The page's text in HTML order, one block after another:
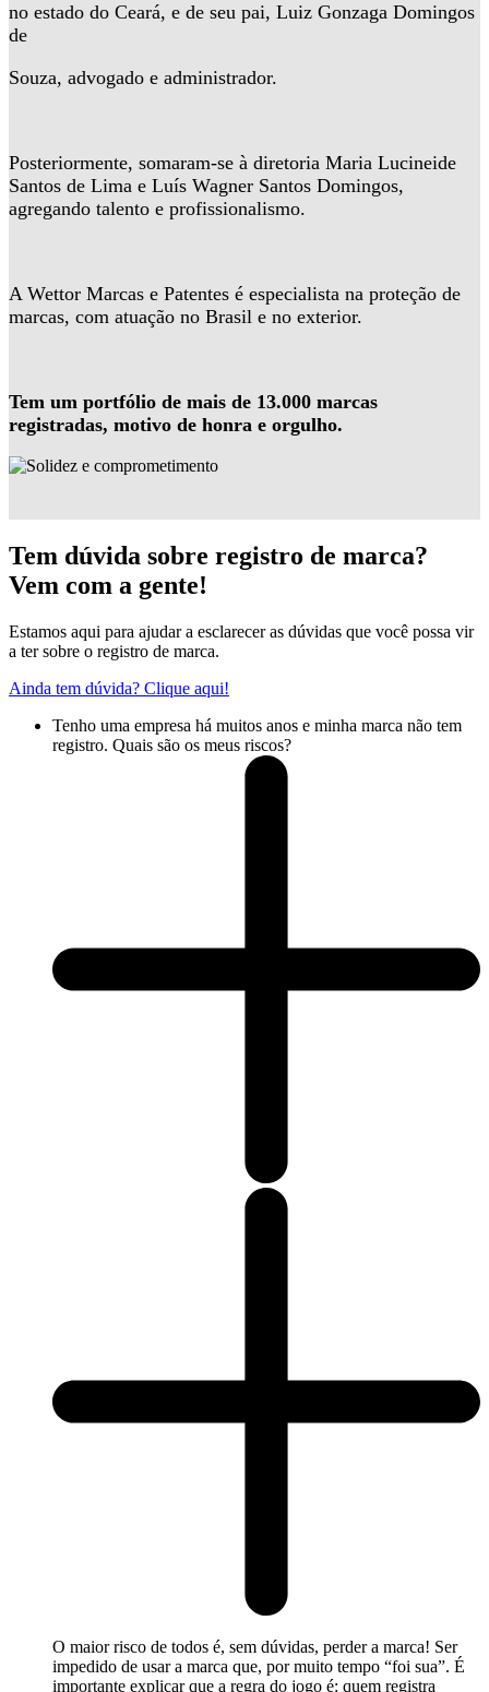
no estado do Ceará, e de seu pai, Luiz Gonzaga Domingos
de
Souza, advogado e administrador.
Posteriormente, somaram-se à diretoria Maria Lucineide
Santos de Lima e Luís Wagner Santos Domingos,
agregando talento e profissionalismo.
A Wettor Marcas e Patentes é especialista na proteção de
marcas, com atuação no Brasil e no exterior.
Tem um portfólio de mais de 13.000 marcas
registradas, motivo de honra e orgulho.
Tem dúvida sobre registro de marca?
Vem com a gente!
Estamos aqui para ajudar a esclarecer as dúvidas que você possa vir
a ter sobre o registro de marca.
Ainda tem dúvida? Clique aqui!
Tenho uma empresa há muitos anos e minha marca não tem
registro. Quais são os meus riscos?
O maior risco de todos é, sem dúvidas, perder a marca! Ser
impedido de usar a marca que, por muito tempo “foi sua”. É
importante explicar que a regra do jogo é: quem registra